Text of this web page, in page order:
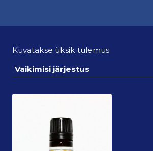
Kuvatakse üksik tulemus